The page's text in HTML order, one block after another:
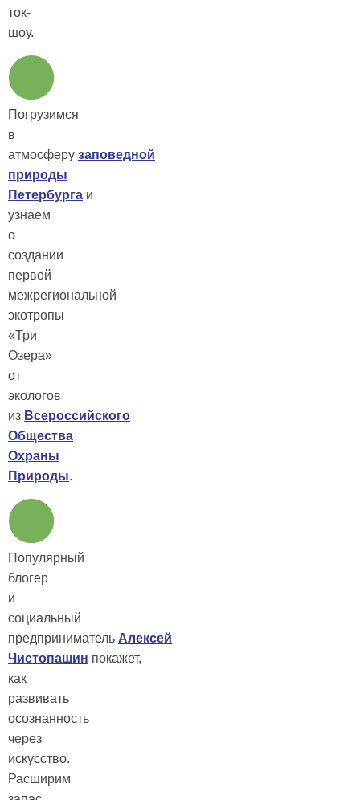
ток-
шоу.
Погрузимся
в
атмосферу заповедной
природы
Петербурга и
узнаем
о
создании
первой
межрегиональной
экотропы
«Три
Озера»
от
экологов
из Всероссийского
Общества
Охраны
Природы.
Популярный
блогер
и
социальный
предприниматель Алексей
Чистопашин покажет,
как
развивать
осознанность
через
искусство.
Расширим